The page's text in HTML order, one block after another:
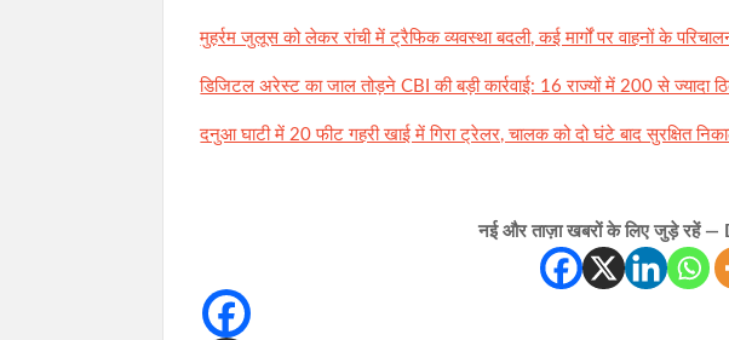
मुहर्रम जुलूस को लेकर रांची में ट्रैफिक व्यवस्था बदली, कई मार्गों पर वाहनों के
डिजिटल अरेस्ट का जाल तोड़ने CBI की बड़ी कार्रवाई: 16 राज्यों में 200 से ज्यादा
दनुआ घाटी में 20 फीट गहरी खाई में गिरा ट्रेलर, चालक को दो घंटे बाद सुरक्षित
नई और ताज़ा खबरों के लिए जुड़े रहें